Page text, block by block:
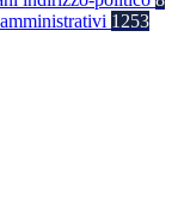
1253